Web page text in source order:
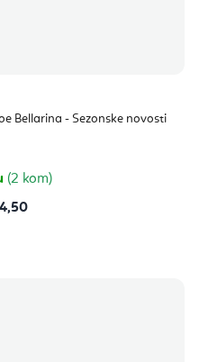
Bellarina - Sezonske novosti
(2 kom)